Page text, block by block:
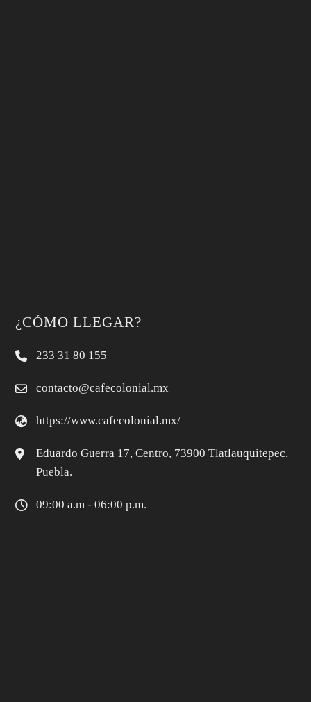
¿CÓMO LLEGAR?
233 31 80 155
contacto@cafecolonial.mx
https://www.cafecolonial.mx/
Eduardo Guerra 17, Centro, 73900 Tlatlauquitepec,
Puebla.
09:00 a.m - 06:00 p.m.